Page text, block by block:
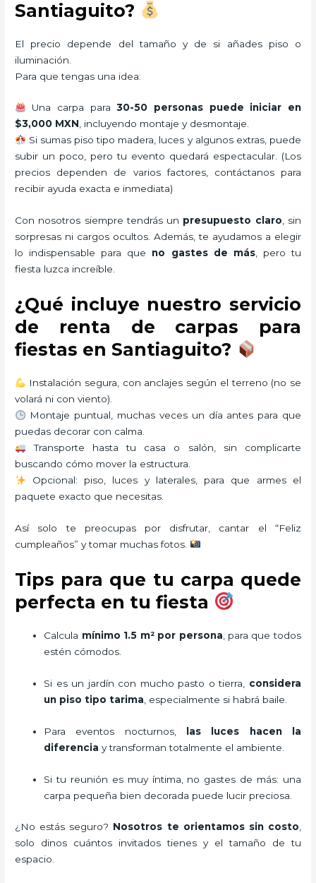
Santiaguito?
El precio depende del tamaño y de si añades piso o
iluminación.
Para que tengas una idea:
Una carpa para30-50 personas puede iniciar en
$3,000 MXN, incluyendo montaje y desmontaje.
Si sumas piso tipo madera, luces y algunos extras, puede
subir un poco, pero tu evento quedará espectacular. (Los
precios dependen de varios factores, contáctanos para
recibir ayuda exacta e inmediata)
Con nosotros siempre tendrás un presupuesto claro, sin
sorpresas ni cargos ocultos. Además, te ayudamos a elegir
lo indispensable para que no gastes de más, pero tu
fiesta luzca increíble.
¿Qué incluye nuestro servicio
de renta de carpas para
fiestas en Santiaguito?
Instalación segura, con anclajes según el terreno (no se
volará ni con viento).
Montaje puntual, muchas veces un día antes para que
puedas decorar con calma.
Transporte hasta tu casa o salón, sin complicarte
buscando cómo mover la estructura.
Opcional: piso, luces y laterales, para que armes el
paquete exacto que necesitas.
Así solo te preocupas por disfrutar, cantar el “Feliz
cumpleaños” y tomar muchas fotos.
Tips para que tu carpa quede
perfecta en tu fiesta
Calcula mínimo 1.5 m² por persona , para que todos
estén cómodos.
Si es un jardín con mucho pasto o tierra, considera
un piso tipo tarima , especialmente si habrá baile.
Para eventos nocturnos,
las luces hacen la
diferencia y transforman totalmente el ambiente.
Si tu reunión es muy íntima, no gastes de más: una
carpa pequeña bien decorada puede lucir preciosa.
¿No estás seguro? Nosotros te orientamos sin costo,
solo dinos cuántos invitados tienes y el tamaño de tu
espacio.